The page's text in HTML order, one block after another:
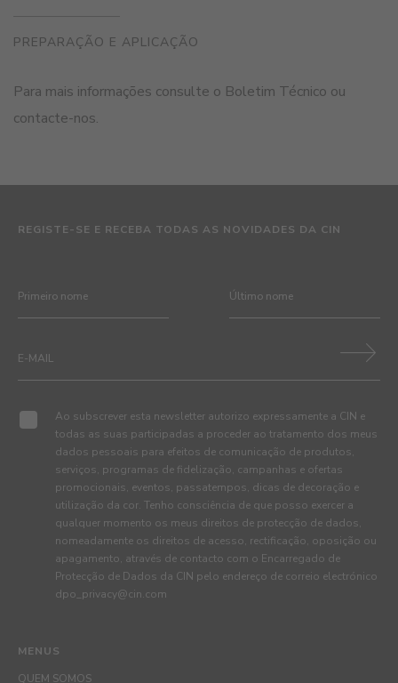
PREPARAÇÃO E APLICAÇÃO
Para mais informações consulte o Boletim Técnico ou
contacte-nos.
MENUS
QUEM SOMOS
REGISTE-SE E RECEBA TODAS AS NOVIDADES DA CIN
Ao subscrever esta newsletter autorizo expressamente a CIN e
todas as suas participadas a proceder ao tratamento dos meus
dados pessoais para efeitos de comunicação de produtos,
serviços, programas de fidelização, campanhas e ofertas
promocionais, eventos, passatempos, dicas de decoração e
utilização da cor. Tenho consciência de que posso exercer a
qualquer momento os meus direitos de protecção de dados,
nomeadamente os direitos de acesso, rectificação, oposição ou
apagamento, através de contacto com o Encarregado de
Protecção de Dados da CIN pelo endereço de correio electrónico
dpo_privacy@cin.com